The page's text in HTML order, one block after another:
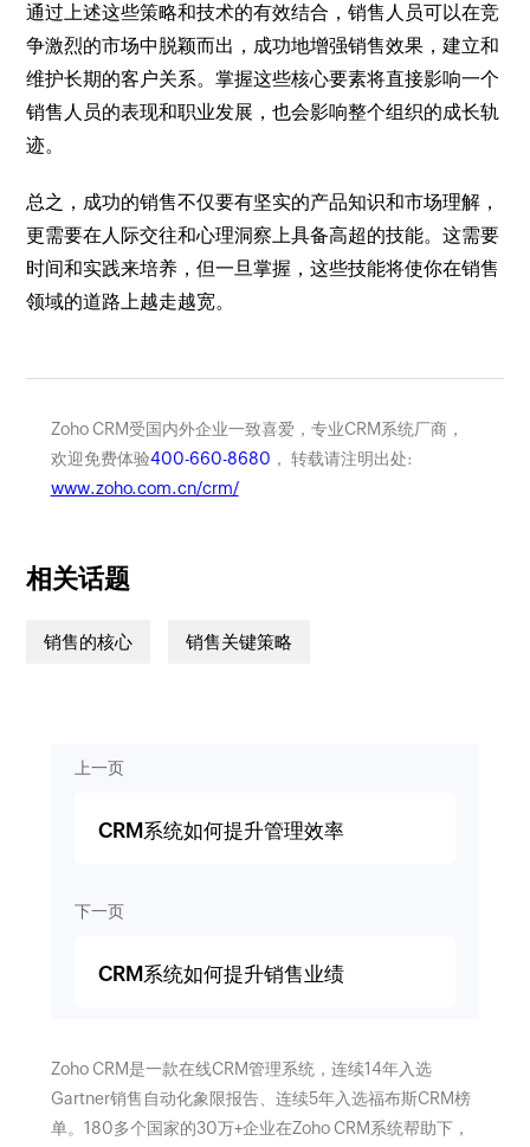
通过上述这些策略和技术的有效结合，销售人员可以在竞
争激烈的市场中脱颖而出，成功地增强销售效果，建立和
维护长期的客户关系。掌握这些核心要素将直接影响一个
销售人员的表现和职业发展，也会影响整个组织的成长轨
迹。
总之，成功的销售不仅要有坚实的产品知识和市场理解，
更需要在人际交往和心理洞察上具备高超的技能。这需要
时间和实践来培养，但一旦掌握，这些技能将使你在销售
领域的道路上越走越宽。
Zoho CRM受国内外企业一致喜爱，专业CRM系统厂商，
欢迎免费体验400-660-8680 ， 转载请注明出处:
www.zoho.com.cn/crm/
相关话题
销售的核心 销售关键策略
上一页
CRM系统如何提升管理效率
下一页
CRM系统如何提升销售业绩
Zoho CRM是一款在线CRM管理系统，连续14年入选
Gartner销售自动化象限报告、连续5年入选福布斯CRM榜
单。180多个国家的30万+企业在Zoho CRM系统帮助下，